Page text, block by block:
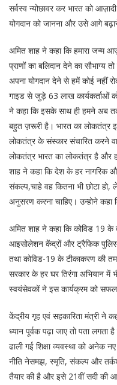
सर्वस्व न्योछावर कर भारत को
योगदान को जानना और उसे आगे
अमित शाह ने कहा कि हमारा जन्म
प्राणों का बलिदान देने का सौभाग्य
अपना योगदान देने से हमें कोई नहीं
गाइड से जुड़े 63 लाख कार्यकर्ताओं
ने कहा कि इसके साथ ही हमने अब
बहुत ज़रूरी है। भारत का लोकतंत्र
लोकतंत्र के संस्कार संचारित करने
लोकतंत्र भारत का लोकतंत्र है और
शाह ने कहा कि देश के हर नागरिक
संकल्प,चाहे वह कितना भी छोटा
अनुसरण करना चाहिए। उन्होने
अमित शाह ने कहा कि कोविड 19 के
आइसोलेशन केंद्रों और ट्रैफिक
तथा कोविड-19 के टीकाकरण की
सरकार के हर घर तिरंगा अभियान
स्वयंसेवकों ने इस कार्यक्रम को सफल
केंद्रीय गृह एवं सहकारिता मंत्री ने
ध्यान पूर्वक पढ़ा जाए तो पता लगता
ढाली गई शिक्षा व्यवस्था को अनेक
नीति नेसमझ, स्मृति, संकल्प और
तैयार की है और इसे 21वीं सदी की